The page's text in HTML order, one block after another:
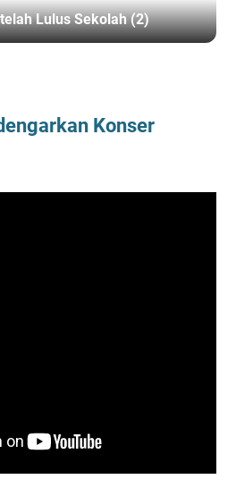
Lulus Sekolah (2)
Konser